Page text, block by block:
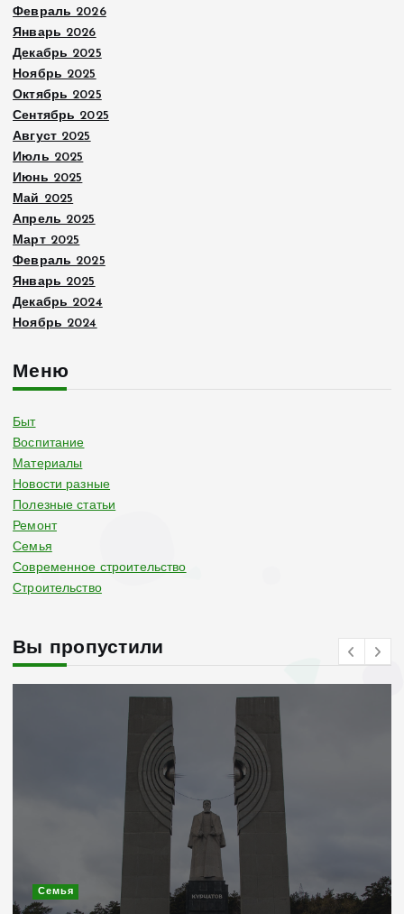
Февраль 2026
Январь 2026
Декабрь 2025
Ноябрь 2025
Октябрь 2025
Сентябрь 2025
Август 2025
Июль 2025
Июнь 2025
Май 2025
Апрель 2025
Март 2025
Февраль 2025
Январь 2025
Декабрь 2024
Ноябрь 2024
Меню
Быт
Воспитание
Материалы
Новости разные
Полезные статьи
Ремонт
Семья
Современное строительство
Строительство
Вы пропустили
Современное строительство
Керамогранит «под дерево»: